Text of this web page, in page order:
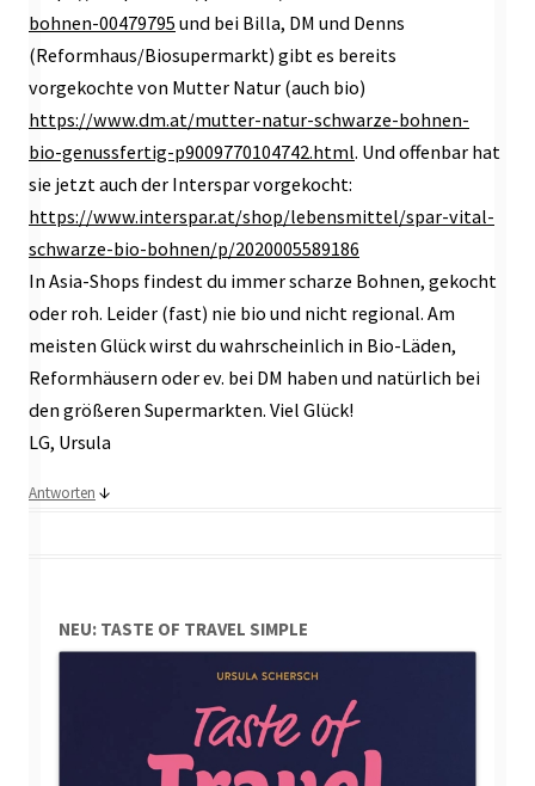
bohnen-00479795 und bei Billa, DM und Denns
(Reformhaus/Biosupermarkt) gibt es bereits
vorgekochte von Mutter Natur (auch bio)
https://www.dm.at/mutter-natur-schwarze-bohnen-
bio-genussfertig-p9009770104742.html. Und offenbar hat
sie jetzt auch der Interspar vorgekocht:
https://www.interspar.at/shop/lebensmittel/spar-vital-
schwarze-bio-bohnen/p/2020005589186
In Asia-Shops findest du immer scharze Bohnen, gekocht
oder roh. Leider (fast) nie bio und nicht regional. Am
meisten Glück wirst du wahrscheinlich in Bio-Läden,
Reformhäusern oder ev. bei DM haben und natürlich bei
den größeren Supermarkten. Viel Glück!
LG, Ursula
Antworten ↓
NEU: TASTE OF TRAVEL SIMPLE